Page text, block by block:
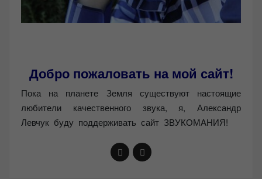
Добро пожаловать на мой сайт!
Пока на планете Земля существуют настоящие
любители качественного звука, я, Александр
Левчук буду поддерживать сайт ЗВУКОМАНИЯ!